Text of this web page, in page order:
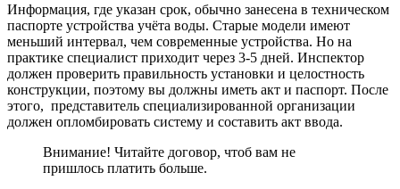
Информация, где указан срок, обычно занесена в техническом
паспорте устройства учёта воды. Старые модели имеют
меньший интервал, чем современные устройства. Но на
практике специалист приходит через 3-5 дней. Инспектор
должен проверить правильность установки и целостность
конструкции, поэтому вы должны иметь акт и паспорт. После
этого, представитель специализированной организации
должен опломбировать систему и составить акт ввода.
Внимание! Читайте договор, чтоб вам не
пришлось платить больше.